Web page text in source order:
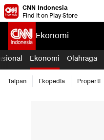
CNN Indonesia
Find it on Play Store
Ekonomi
Ekonomi Olahraga
Taipan Ekopedia Properti